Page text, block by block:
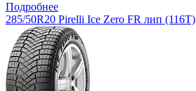
Подробнее
285/50R20 Pirelli Ice Zero FR лип (116T)